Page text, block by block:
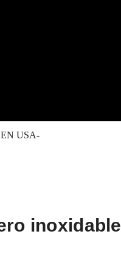
USA-
inoxidable